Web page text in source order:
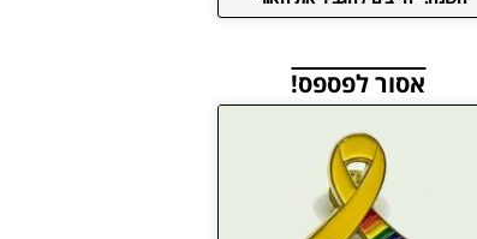
אסור לפספס!